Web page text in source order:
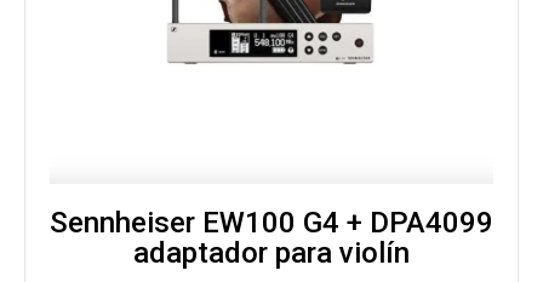
Sennheiser EW100 G4 + DPA4099
adaptador para violín